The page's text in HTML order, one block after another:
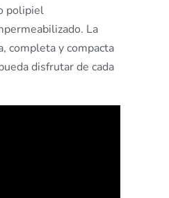
polipiel
La
completa y compacta
disfrutar de cada